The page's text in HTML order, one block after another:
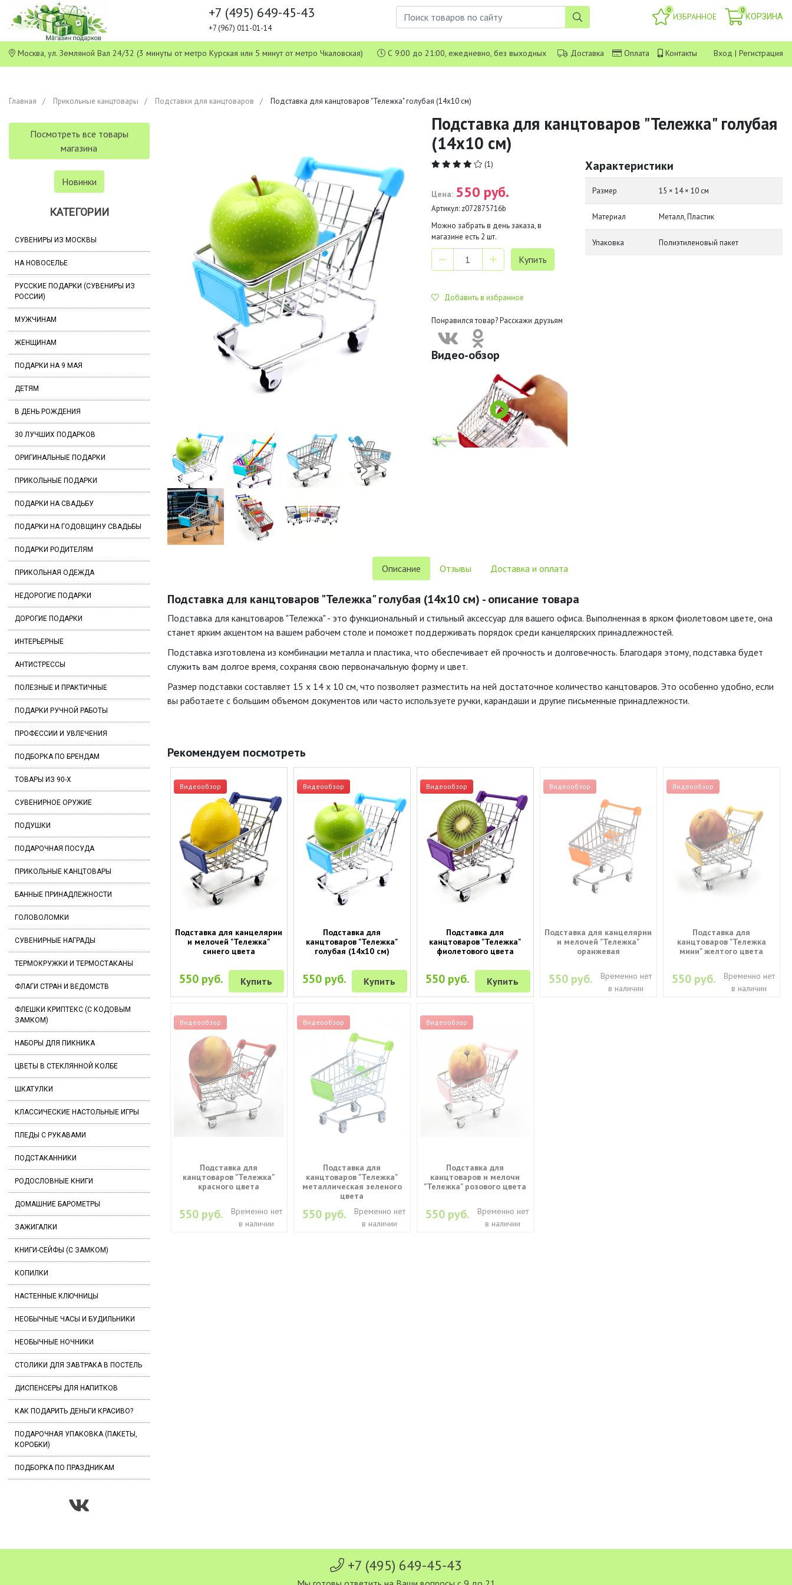
+7 (495) 649-45-43
+7 (967) 011-01-14
0
ИЗБРАННОЕ
0
КОРЗИНА
Москва, ул. Земляной Вал 24/32 (3 минуты от метро Курская или 5 минут от метро Чкаловская) С 9:00 до 21:00, ежедневно, без выходных Доставка Оплата Контакты Вход | Регистрация
Главная Прикольные канцтовары Подставки для канцтоваров Подставка для канцтоваров "Тележка" голубая (14х10 см)
Посмотреть все товары
магазина
Новинки
КАТЕГОРИИ
СУВЕНИРЫ ИЗ МОСКВЫ
НА НОВОСЕЛЬЕ
РУССКИЕ ПОДАРКИ (СУВЕНИРЫ ИЗ
РОССИИ)
МУЖЧИНАМ
ЖЕНЩИНАМ
ПОДАРКИ НА 9 МАЯ
ДЕТЯМ
В ДЕНЬ РОЖДЕНИЯ
30 ЛУЧШИХ ПОДАРКОВ
ОРИГИНАЛЬНЫЕ ПОДАРКИ
ПРИКОЛЬНЫЕ ПОДАРКИ
ПОДАРКИ НА СВАДЬБУ
ПОДАРКИ НА ГОДОВЩИНУ СВАДЬБЫ
ПОДАРКИ РОДИТЕЛЯМ
ПРИКОЛЬНАЯ ОДЕЖДА
НЕДОРОГИЕ ПОДАРКИ
ДОРОГИЕ ПОДАРКИ
ИНТЕРЬЕРНЫЕ
АНТИСТРЕССЫ
ПОЛЕЗНЫЕ И ПРАКТИЧНЫЕ
ПОДАРКИ РУЧНОЙ РАБОТЫ
ПРОФЕССИИ И УВЛЕЧЕНИЯ
ПОДБОРКА ПО БРЕНДАМ
ТОВАРЫ ИЗ 90-Х
СУВЕНИРНОЕ ОРУЖИЕ
ПОДУШКИ
ПОДАРОЧНАЯ ПОСУДА
ПРИКОЛЬНЫЕ КАНЦТОВАРЫ
БАННЫЕ ПРИНАДЛЕЖНОСТИ
ГОЛОВОЛОМКИ
СУВЕНИРНЫЕ НАГРАДЫ
ТЕРМОКРУЖКИ И ТЕРМОСТАКАНЫ
ФЛАГИ СТРАН И ВЕДОМСТВ
ФЛЕШКИ КРИПТЕКС (С КОДОВЫМ
ЗАМКОМ)
НАБОРЫ ДЛЯ ПИКНИКА
ЦВЕТЫ В СТЕКЛЯННОЙ КОЛБЕ
ШКАТУЛКИ
КЛАССИЧЕСКИЕ НАСТОЛЬНЫЕ ИГРЫ
ПЛЕДЫ С РУКАВАМИ
ПОДСТАКАННИКИ
РОДОСЛОВНЫЕ КНИГИ
ДОМАШНИЕ БАРОМЕТРЫ
ЗАЖИГАЛКИ
КНИГИ-СЕЙФЫ (С ЗАМКОМ)
КОПИЛКИ
НАСТЕННЫЕ КЛЮЧНИЦЫ
НЕОБЫЧНЫЕ ЧАСЫ И БУДИЛЬНИКИ
НЕОБЫЧНЫЕ НОЧНИКИ
СТОЛИКИ ДЛЯ ЗАВТРАКА В ПОСТЕЛЬ
ДИСПЕНСЕРЫ ДЛЯ НАПИТКОВ
КАК ПОДАРИТЬ ДЕНЬГИ КРАСИВО?
ПОДАРОЧНАЯ УПАКОВКА (ПАКЕТЫ,
КОРОБКИ)
ПОДБОРКА ПО ПРАЗДНИКАМ
Подставка для канцтоваров "Тележка" голубая
(14х10 см)
(1)
Цена: 550 руб.
Артикул: z072875716b
Можно забрать в день заказа, в
магазине есть 2 шт.
Добавить в избранное
Понравился товар? Расскажи друзьям
Видео-обзор
Характеристики
Размер 15 × 14 × 10 см
Материал Металл, Пластик
Упаковка Полиэтиленовый пакет
Описание Отзывы Доставка и оплата
Подставка для канцтоваров "Тележка" голубая (14х10 см) - описание товара
Подставка для канцтоваров "Тележка" - это функциональный и стильный аксессуар для вашего офиса. Выполненная в ярком фиолетовом цвете, она
станет ярким акцентом на вашем рабочем столе и поможет поддерживать порядок среди канцелярских принадлежностей.
Подставка изготовлена из комбинации металла и пластика, что обеспечивает ей прочность и долговечность. Благодаря этому, подставка будет
служить вам долгое время, сохраняя свою первоначальную форму и цвет.
Размер подставки составляет 15 х 14 х 10 см, что позволяет разместить на ней достаточное количество канцтоваров. Это особенно удобно, если
вы работаете с большим объемом документов или часто используете ручки, карандаши и другие письменные принадлежности.
Рекомендуем посмотреть
Видеообзор
Подставка для канцелярии
и мелочей "Тележка"
синего цвета
550 руб. Купить
Видеообзор
Подставка для
канцтоваров "Тележка"
голубая (14х10 см)
550 руб. Купить
Видеообзор
Подставка для
канцтоваров "Тележка"
фиолетового цвета
550 руб. Купить
Видеообзор
Подставка для канцелярии
и мелочей "Тележка"
оранжевая
550 руб.
Временно нет
в наличии
Видеообзор
Подставка для
канцтоваров "Тележка
мини" желтого цвета
550 руб.
Временно нет
в наличии
Видеообзор
Подставка для
канцтоваров "Тележка"
красного цвета
550 руб.
Временно нет
в наличии
Видеообзор
Подставка для
канцтоваров "Тележка"
металлическая зеленого
цвета
550 руб.
Временно нет
в наличии
Видеообзор
Подставка для
канцтоваров и мелочи
"Тележка" розового цвета
550 руб.
Временно нет
в наличии
+7 (495) 649-45-43